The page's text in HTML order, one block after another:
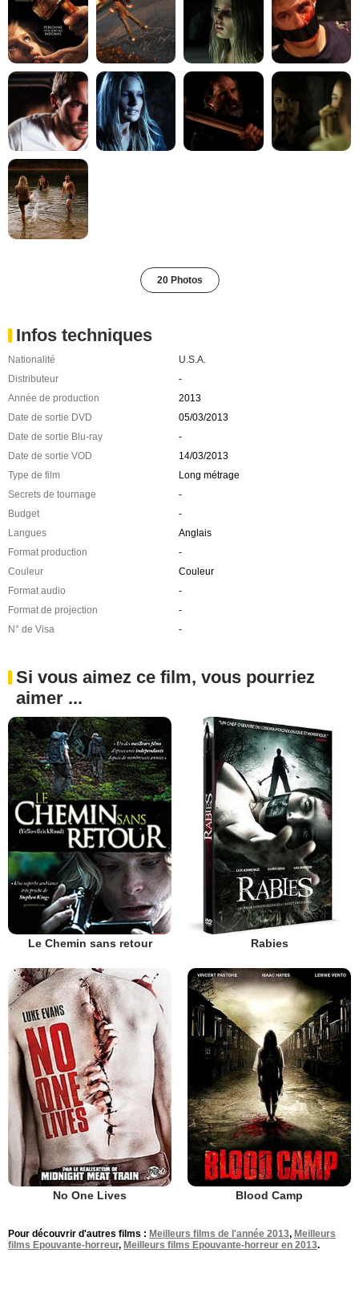
20 Photos
Infos techniques
Nationalité
U.S.A.
Distributeur
-
Année de production
2013
Date de sortie DVD
05/03/2013
Date de sortie Blu-ray
-
Date de sortie VOD
14/03/2013
Type de film
Long métrage
Secrets de tournage
-
Budget
-
Langues
Anglais
Format production
-
Couleur
Couleur
Format audio
-
Format de projection
-
N° de Visa
-
Si vous aimez ce film, vous pourriez
aimer ...
Le Chemin sans retour Rabies
No One Lives Blood Camp
Pour découvrir d'autres films : Meilleurs films de l'année 2013, Meilleurs
films Epouvante-horreur, Meilleurs films Epouvante-horreur en 2013.